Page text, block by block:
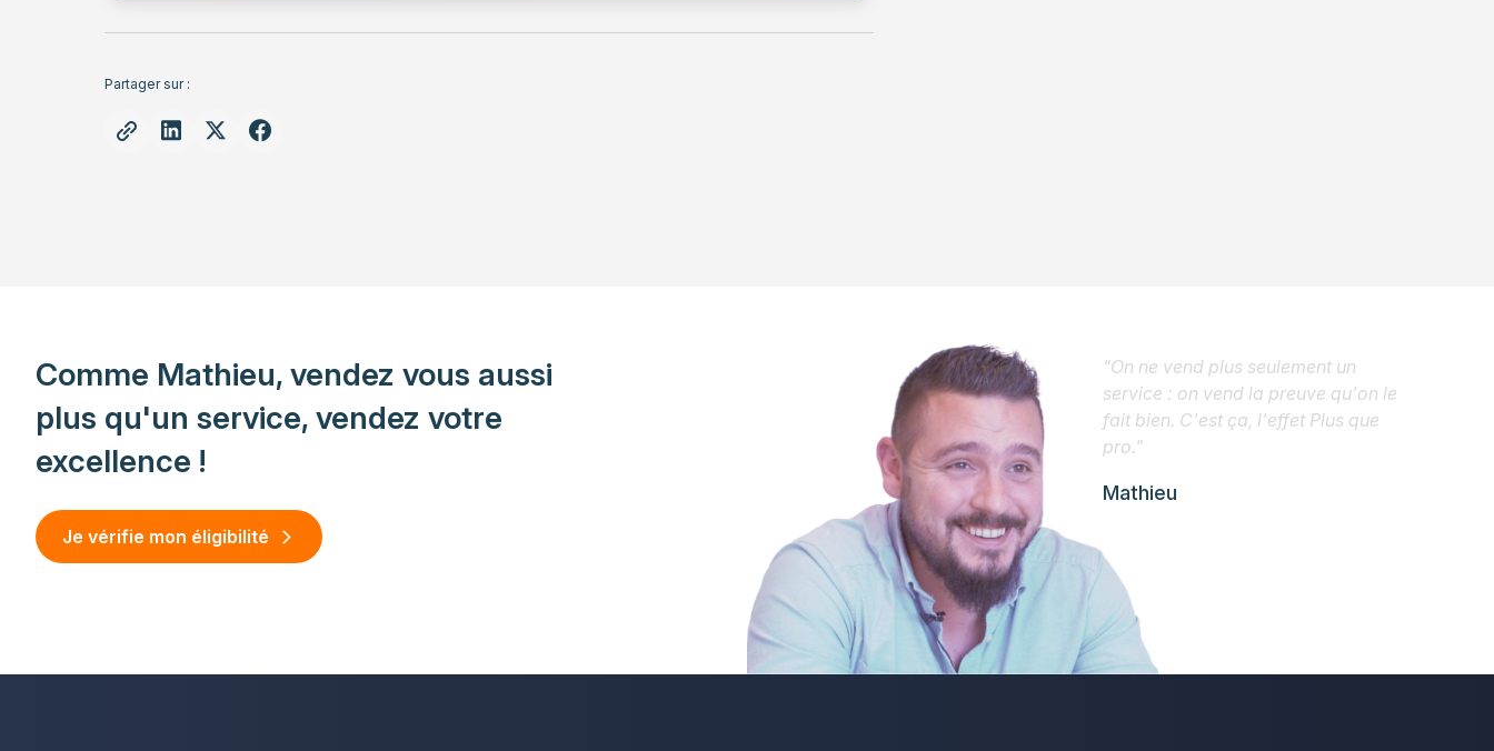
Partager sur :
Comme Mathieu, vendez vous aussi
plus qu'un service, vendez votre
excellence !
Je vérifie mon éligibilité
"On ne vend plus seulement un
service : on vend la preuve qu'on le
fait bien. C'est ça, l'effet Plus que
pro."
Mathieu